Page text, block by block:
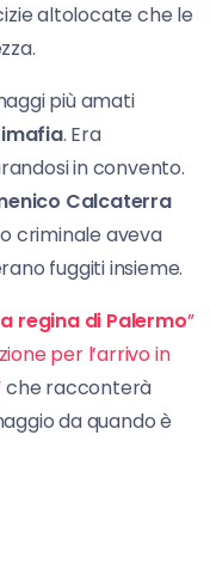
altolocate che le
più amati
. Era
in convento.
Calcaterra
criminale aveva
fuggiti insieme.
regina di Palermo”
per l’arrivo in
che racconterà
da quando è